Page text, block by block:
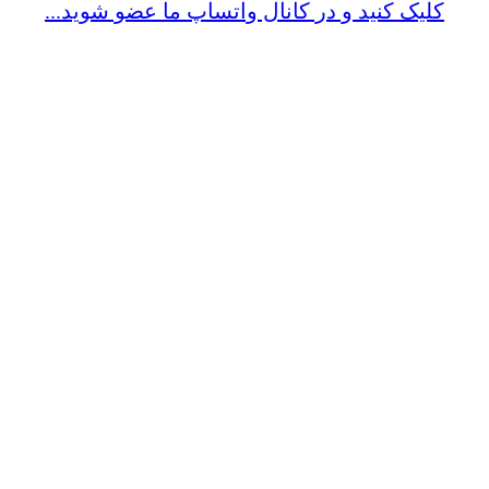
کلیک کنید و در کانال واتساپ ما عضو شوید...